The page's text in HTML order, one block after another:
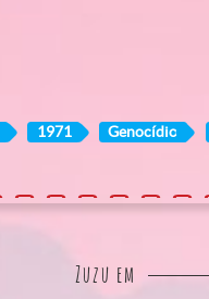
1971 Genocídio
Zuzu em